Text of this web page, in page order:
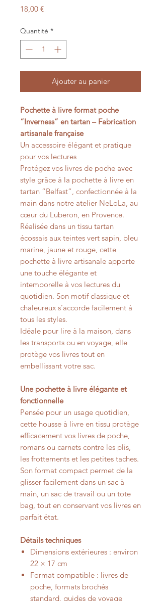
18,00 €Prix
Quantité *
Ajouter au panier
Pochette à livre format poche
“Inverness” en tartan – Fabrication
artisanale française
Un accessoire élégant et pratique
pour vos lectures
Protégez vos livres de poche avec
style grâce à la pochette à livre en
tartan “Belfast”, confectionnée à la
main dans notre atelier NeLoLa, au
cœur du Luberon, en Provence.
Réalisée dans un tissu tartan
écossais aux teintes vert sapin, bleu
marine, jaune et rouge, cette
pochette à livre artisanale apporte
une touche élégante et
intemporelle à vos lectures du
quotidien. Son motif classique et
chaleureux s’accorde facilement à
tous les styles.
Idéale pour lire à la maison, dans
les transports ou en voyage, elle
protège vos livres tout en
embellissant votre sac.
Une pochette à livre élégante et
fonctionnelle
Pensée pour un usage quotidien,
cette housse à livre en tissu protège
efficacement vos livres de poche,
romans ou carnets contre les plis,
les frottements et les petites taches.
Son format compact permet de la
glisser facilement dans un sac à
main, un sac de travail ou un tote
bag, tout en conservant vos livres en
parfait état.
Détails techniques
Dimensions extérieures : environ
22 × 17 cm
Format compatible : livres de
poche, formats brochés
standard, guides de voyage